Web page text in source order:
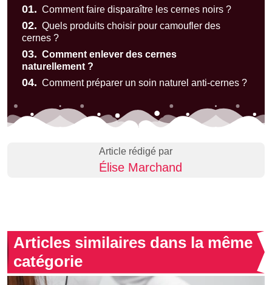
01. Comment faire disparaître les cernes noirs ?
02. Quels produits choisir pour camoufler des
cernes ?
03. Comment enlever des cernes
naturellement ?
04. Comment préparer un soin naturel anti-cernes ?
Article rédigé par
Élise Marchand
Articles similaires dans la même
catégorie